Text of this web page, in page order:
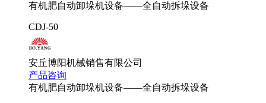
有机肥自动卸垛机设备——全自动拆垛设备
CDJ-50
安丘博阳机械销售有限公司
产品咨询
有机肥自动卸垛机设备——全自动拆垛设备